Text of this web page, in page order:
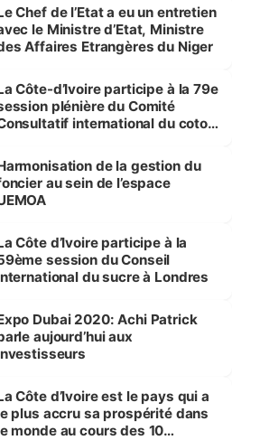
Chef de l’Etat a eu un entretien
le Ministre d’Etat, Ministre
Affaires Etrangères du Niger
Côte-d’Ivoire participe à la 79e
plénière du Comité
international du coton
de la gestion du
au sein de l’espace
Côte d’Ivoire participe à la
session du Conseil
du sucre à Londres
Dubai 2020: Achi Patrick
aujourd’hui aux
Côte d’Ivoire est le pays qui a
plus accru sa prospérité dans
monde au cours des 10